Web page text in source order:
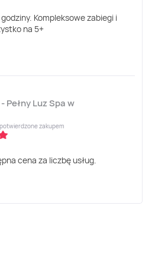
Kompleksowe zabiegi i
na 5+
Pełny Luz Spa w
zakupem
cena za liczbę usług.